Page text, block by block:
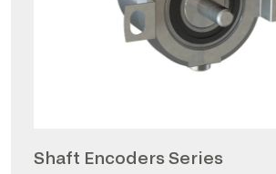
Shaft Encoders Series